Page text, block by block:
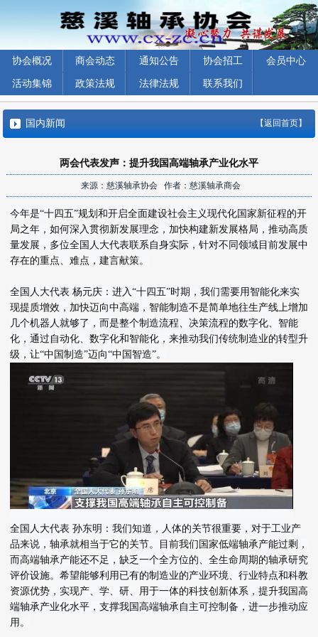
协会概况 商会动态 通知公告 协会招工 会员中心
活动集锦 政策法规 法律法规 联系我们
国内新闻 【返回首页】
两会代表发声：提升我国高端轴承产业化水平
来源：慈溪轴承协会 作者：慈溪轴承商会
今年是“十四五”规划和开启全面建设社会主义现代化国家新征程的开
局之年，如何深入贯彻新发展理念，加快构建新发展格局，推动高质
量发展，多位全国人大代表联系自身实际，针对不同领域目前发展中
存在的重点、难点，建言献策。
全国人大代表 杨元庆：进入“十四五”时期，我们需要用智能化来实
现提质增效，加快迈向中高端，智能制造不是简单地往生产线上增加
几个机器人就够了，而是整个制造流程、决策流程的数字化、智能
化，通过自动化、数字化和智能化，来推动我们传统制造业的转型升
级，让“中国制造”迈向“中国智造”。
全国人大代表 孙东明：我们知道，人体的关节很重要，对于工业产
品来说，轴承就相当于它的关节。目前我们国家低端轴承产能过剩，
而高端轴承产能还不足，缺乏一个全方位的、全生命周期的轴承研究
评价设施。希望能够利用已有的制造业的产业环境、行业特点和科教
资源优势，实现产、学、研、用于一体的科技创新体系，提升我国高
端轴承产业化水平，支撑我国高端轴承自主可控制备，进一步推动应
用。